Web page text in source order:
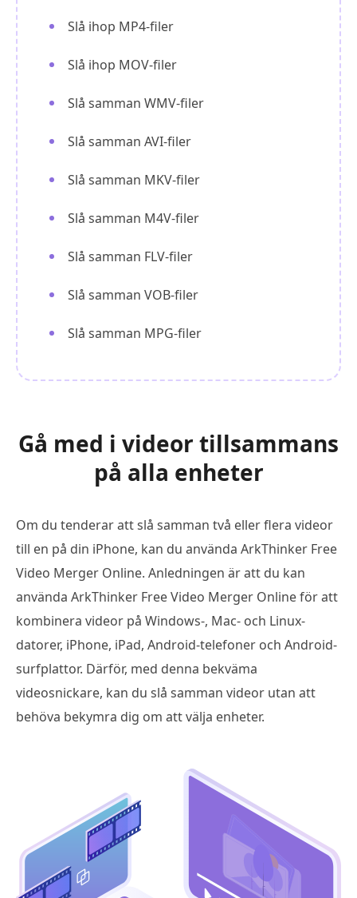
Slå ihop MP4-filer
Slå ihop MOV-filer
Slå samman WMV-filer
Slå samman AVI-filer
Slå samman MKV-filer
Slå samman M4V-filer
Slå samman FLV-filer
Slå samman VOB-filer
Slå samman MPG-filer
Gå med i videor tillsammans
på alla enheter
Om du tenderar att slå samman två eller flera videor
till en på din iPhone, kan du använda ArkThinker Free
Video Merger Online. Anledningen är att du kan
använda ArkThinker Free Video Merger Online för att
kombinera videor på Windows-, Mac- och Linux-
datorer, iPhone, iPad, Android-telefoner och Android-
surfplattor. Därför, med denna bekväma
videosnickare, kan du slå samman videor utan att
behöva bekymra dig om att välja enheter.